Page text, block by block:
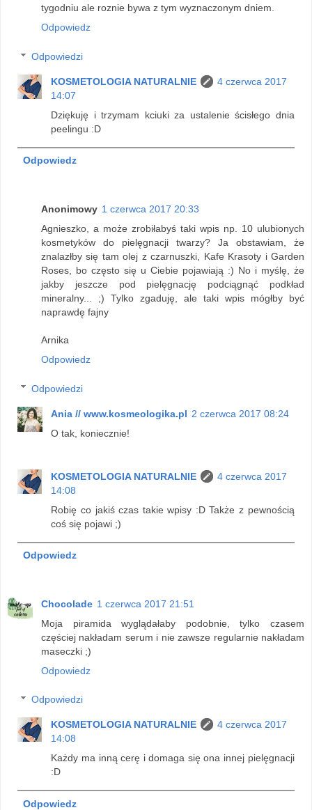
tygodniu ale roznie bywa z tym wyznaczonym dniem.
Odpowiedz
Odpowiedzi
KOSMETOLOGIA NATURALNIE
4 czerwca 2017
14:07
Dziękuję i trzymam kciuki za ustalenie ścisłego dnia
peelingu :D
Odpowiedz
Anonimowy 1 czerwca 2017 20:33
Agnieszko, a może zrobiłabyś taki wpis np. 10 ulubionych
kosmetyków do pielęgnacji twarzy? Ja obstawiam, że
znalazłby się tam olej z czarnuszki, Kafe Krasoty i Garden
Roses, bo często się u Ciebie pojawiają :) No i myślę, że
jakby jeszcze pod pielęgnację podciągnąć podkład
mineralny... ;) Tylko zgaduję, ale taki wpis mógłby być
naprawdę fajny
Arnika
Odpowiedz
Odpowiedzi
Ania // www.kosmeologika.pl 2 czerwca 2017 08:24
O tak, koniecznie!
KOSMETOLOGIA NATURALNIE
4 czerwca 2017
14:08
Robię co jakiś czas takie wpisy :D Także z pewnością
coś się pojawi ;)
Odpowiedz
Chocolade 1 czerwca 2017 21:51
Moja piramida wyglądałaby podobnie, tylko czasem
częściej nakładam serum i nie zawsze regularnie nakładam
maseczki ;)
Odpowiedz
Odpowiedzi
KOSMETOLOGIA NATURALNIE
4 czerwca 2017
14:08
Każdy ma inną cerę i domaga się ona innej pielęgnacji
:D
Odpowiedz